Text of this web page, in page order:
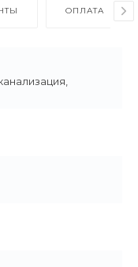
ОПЛАТА